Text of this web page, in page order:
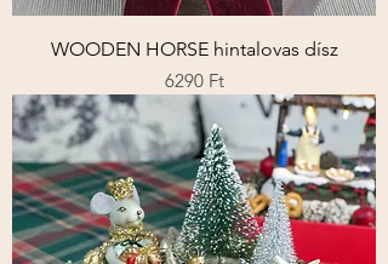
WOODEN HORSE hintalovas dísz
Ár
6290 Ft